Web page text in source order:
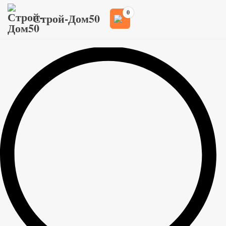
Строй-Дом50 0
Товары >
Клеи, краски и жидкие смеси >
Защитные составы
Антисептик СЕНЕЖ ОГНЕБИО ПРОФ 12 кг
Антисептик СЕНЕЖ ОГНЕБИО
ПРОФ 12 кг
2 244